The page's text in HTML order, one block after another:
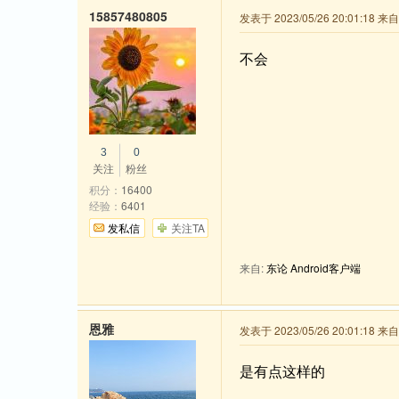
发表于 2023/05/26 20:01:18 来
不会
来自:东论 Android客户端
15857480805
3
关注
0
粉丝
积分： 16400
经验： 6401
发私信
关注TA
发表于 2023/05/26 20:01:18 来
是有点这样的
恩雅